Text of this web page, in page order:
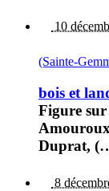
10
(Sainte-
bois et
Figure sur
Duprat,
8